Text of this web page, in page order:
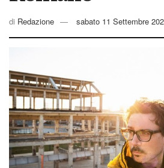
di Redazione sabato 11 Settembre